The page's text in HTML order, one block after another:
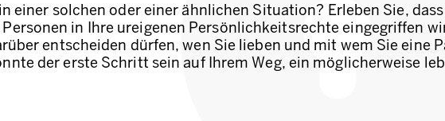
einer solchen oder einer ähnlichen Situation? Erleben Sie,
in Ihre ureigenen Persönlichkeitsrechte eingegriffen
entscheiden dürfen, wen Sie lieben und mit wem Sie eine
der erste Schritt sein auf Ihrem Weg, ein möglicherweise